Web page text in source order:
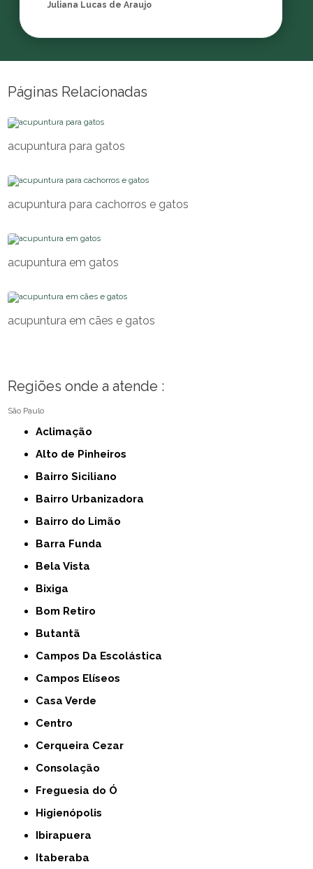
Juliana Lucas de Araujo
Páginas Relacionadas
acupuntura para gatos
acupuntura para cachorros e gatos
acupuntura em gatos
acupuntura em cães e gatos
Regiões onde a atende :
São Paulo
Aclimação
Alto de Pinheiros
Bairro Siciliano
Bairro Urbanizadora
Bairro do Limão
Barra Funda
Bela Vista
Bixiga
Bom Retiro
Butantã
Campos Da Escolástica
Campos Elíseos
Casa Verde
Centro
Cerqueira Cezar
Consolação
Freguesia do Ó
Higienópolis
Ibirapuera
Itaberaba